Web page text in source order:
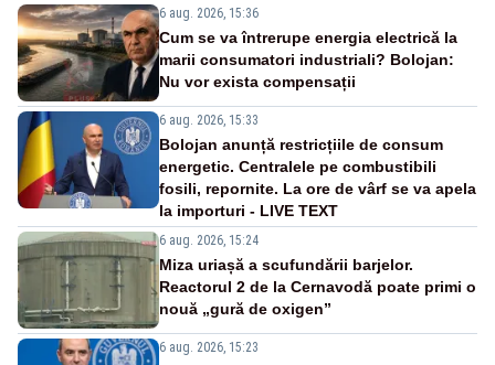
6 aug. 2026, 15:36
Cum se va întrerupe energia electrică la
marii consumatori industriali? Bolojan:
Nu vor exista compensații
6 aug. 2026, 15:33
Bolojan anunță restricțiile de consum
energetic. Centralele pe combustibili
fosili, repornite. La ore de vârf se va apela
la importuri - LIVE TEXT
6 aug. 2026, 15:24
Miza uriașă a scufundării barjelor.
Reactorul 2 de la Cernavodă poate primi o
nouă „gură de oxigen”
6 aug. 2026, 15:23